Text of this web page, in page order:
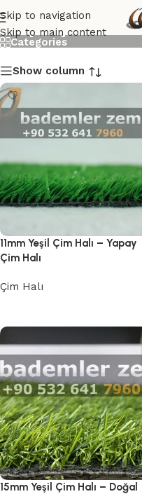
Skip to navigation
Skip to main content
Yapay Çim
Categories
Show column
11mm Yeşil Çim Halı – Yapay
Çim Halı
Çim Halı
15mm Yeşil Çim Halı – Doğal